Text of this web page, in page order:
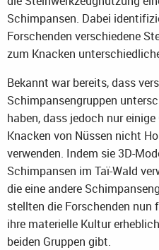
Schimpansen. Dabei
Forschenden verschiedene
zum Knacken
Bekannt war bereits, dass
Schimpansengruppen
haben, dass jedoch nur
Knacken von Nüssen nicht
verwenden. Indem sie 3D-
Schimpansen im Taï-Wald
die eine andere
stellten die Forschenden nun
ihre materielle Kultur
beiden Gruppen gibt.